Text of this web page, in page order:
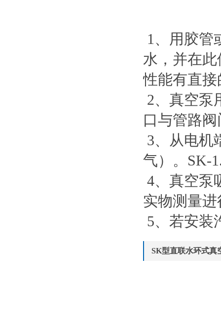
1、用胶管
水，并在
性能有直
2、真空泵
口与管路
3、从电机
气）。SK-
4、真空泵
实物测量
5、若安装
SK型直联水环式真